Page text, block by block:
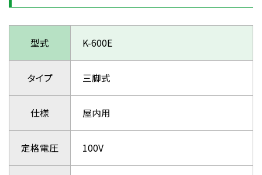
型式 K-600E
タイプ 三脚式
仕様 屋内用
定格電圧 100V